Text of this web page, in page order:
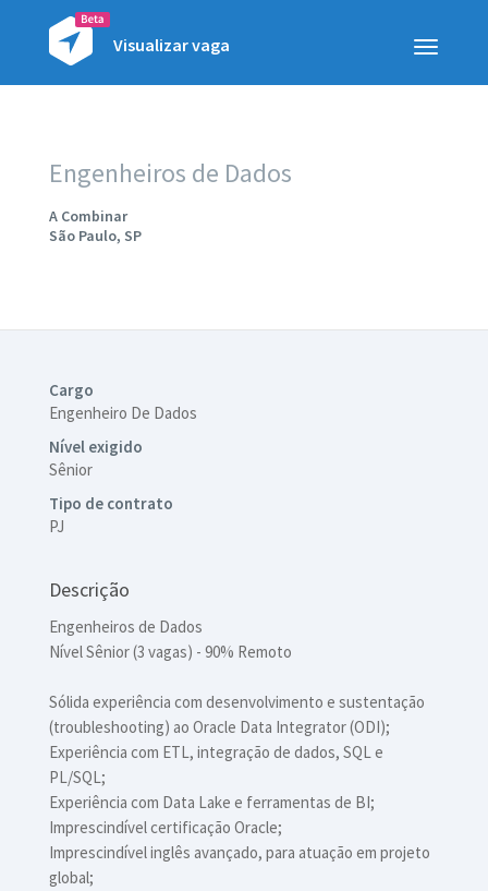
Toggle
Visualizar vaga
Engenheiros de Dados
A Combinar
São Paulo, SP
Cargo
Engenheiro De Dados
Nível exigido
Sênior
Tipo de contrato
PJ
Descrição
Engenheiros de Dados
Nível Sênior (3 vagas) - 90% Remoto
Sólida experiência com desenvolvimento e sustentação
(troubleshooting) ao Oracle Data Integrator (ODI);
Experiência com ETL, integração de dados, SQL e
PL/SQL;
Experiência com Data Lake e ferramentas de BI;
Imprescindível certificação Oracle;
Imprescindível inglês avançado, para atuação em projeto
global;